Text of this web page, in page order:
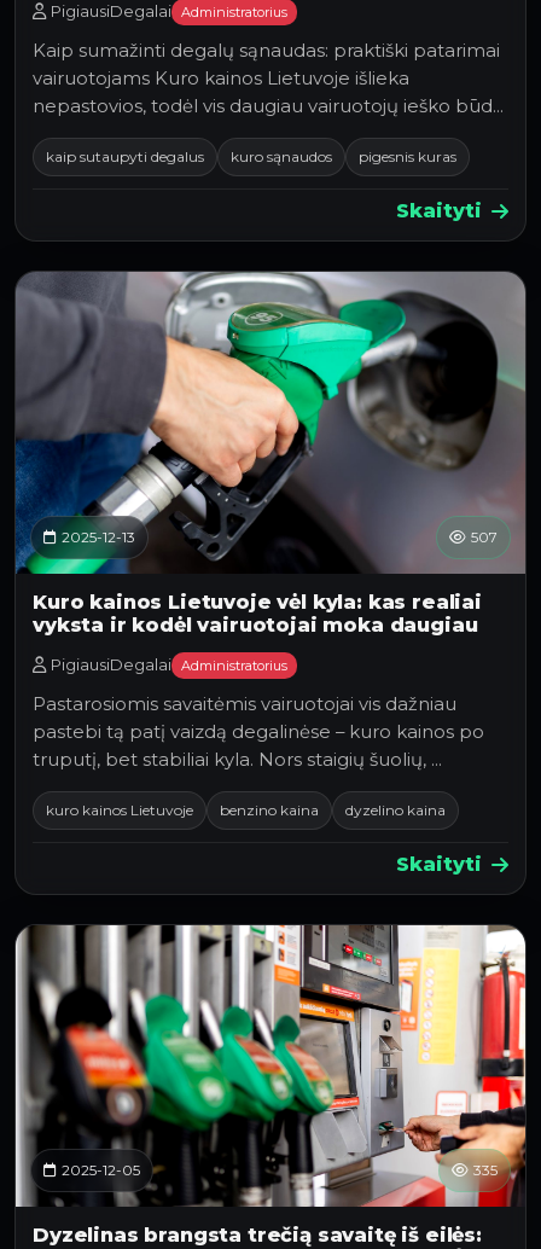
PigiausiDegalai Administratorius
Kaip sumažinti degalų sąnaudas: praktiški patarimai
vairuotojams Kuro kainos Lietuvoje išlieka
nepastovios, todėl vis daugiau vairuotojų ieško būdų,
k…
kaip sutaupyti degalus kuro sąnaudos pigesnis kuras
Skaityti
2025-12-13 507
Kuro kainos Lietuvoje vėl kyla: kas realiai
vyksta ir kodėl vairuotojai moka daugiau
PigiausiDegalai Administratorius
Pastarosiomis savaitėmis vairuotojai vis dažniau
pastebi tą patį vaizdą degalinėse – kuro kainos po
truputį, bet stabiliai kyla. Nors staigių šuolių, …
kuro kainos Lietuvoje benzino kaina dyzelino kaina
Skaityti
2025-12-05 335
Dyzelinas brangsta trečią savaitę iš eilės: